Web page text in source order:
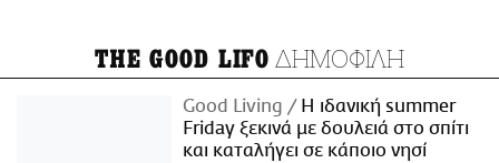
THE GOOD LIFO ΔΗΜΟΦΙΛΗ
Good Living
Η ιδανική summer
Friday ξεκινά με δουλειά στο σπίτι
και καταλήγει σε κάποιο νησί